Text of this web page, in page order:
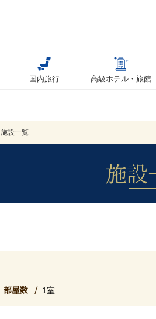
国内旅行 高級ホテル・旅館
施設一覧
施設
部屋数 1室